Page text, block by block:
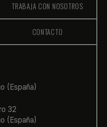
TRABAJA CON NOSOTROS
CONTACTO
(España)
32
(España)